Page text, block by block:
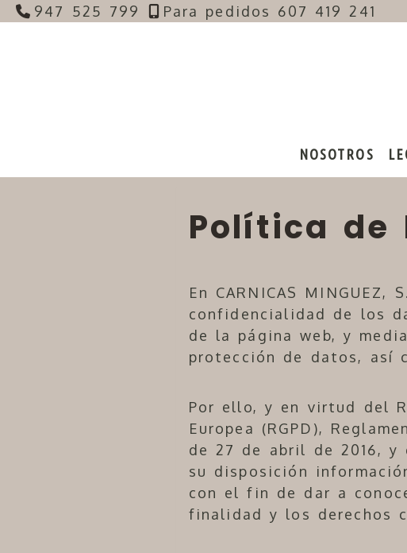
947 525 799 Para pedidos 607 419 241
NOSOTROS
Política de
En CARNICAS MINGUEZ,
confidencialidad de los
de la página web, y
protección de datos, así
Por ello, y en virtud del
Europea (RGPD),
de 27 de abril de 2016, y
su disposición
con el fin de dar a
finalidad y los derechos